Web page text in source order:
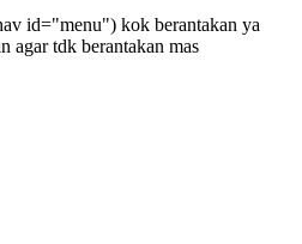
id="menu") kok berantakan ya
agar tdk berantakan mas